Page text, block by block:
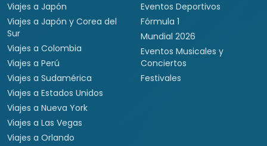
Viajes a Japón
Viajes a Japón y Corea del
Sur
Viajes a Colombia
Viajes a Perú
Viajes a Sudamérica
Viajes a Estados Unidos
Viajes a Nueva York
Viajes a Las Vegas
Viajes a Orlando
Eventos Deportivos
Fórmula 1
Mundial 2026
Eventos Musicales y
Conciertos
Festivales